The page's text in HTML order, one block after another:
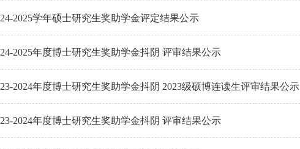
2025学年硕士研究生奖助学金评定结果公示
2025年度博士研究生奖助学金抖阴 评审结果公示
2024年度博士研究生奖助学金抖阴 2023级硕博连读生评审结果公示
2024年度博士研究生奖助学金抖阴 评审结果公示